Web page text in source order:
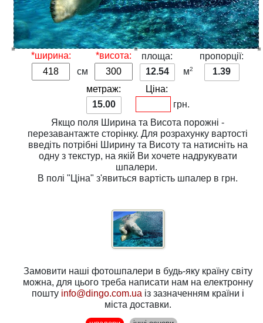
*ширина:
см
*висота:
площа:
12.54
м2
пропорції:
1.39
метраж:
15.00
Ціна:
грн.
Якщо поля Ширина та Висота порожні -
перезавантажте сторінку. Для розрахунку вартості
введіть потрібні Ширинута Висотута натисніть на
одну з текстур, на якій Ви хочете надрукувати
шпалери.
В полі"Ціна" з'явиться вартість шпалер в грн.
Замовити наші фотошпалери в будь-яку країну світу
можна, для цього треба написати нам на електронну
пошту info@dingo.com.ua із зазначенням країни і
міста доставки.